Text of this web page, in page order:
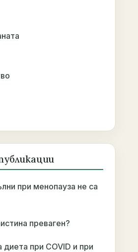
при менопауза не са
преваген?
при COVID и при